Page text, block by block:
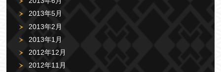
2013年5月
2013年2月
2013年1月
2012年12月
2012年11月